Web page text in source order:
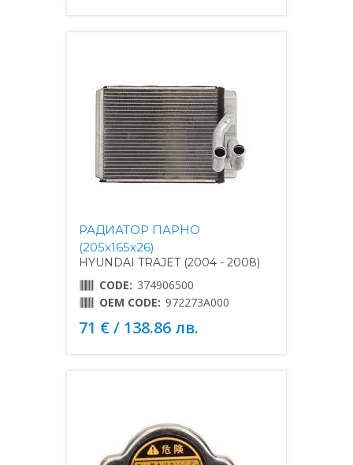
РАДИАТОР ПАРНО
(205x165x26)
HYUNDAI TRAJET (2004 - 2008)
CODE: 374906500
OEM CODE: 972273A000
71 € / 138.86 лв.